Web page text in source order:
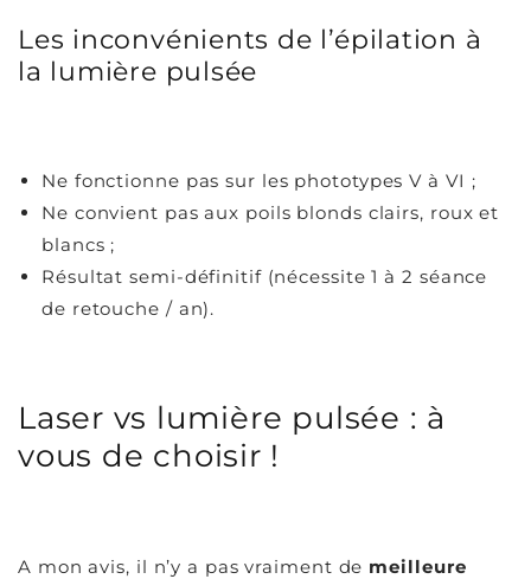
Les inconvénients de l’épilation à
la lumière pulsée
Ne fonctionne pas sur les phototypes V à VI ;
Ne convient pas aux poils blonds clairs, roux et
blancs ;
Résultat semi-définitif (nécessite 1 à 2 séance
de retouche / an).
Laser vs lumière pulsée : à
vous de choisir !
A mon avis, il n’y a pas vraiment de meilleure